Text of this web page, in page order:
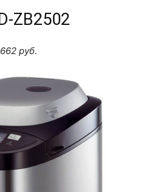
ZB2502
руб.